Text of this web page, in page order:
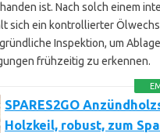
ist. Nach solch einem
sich ein kontrollierter
Inspektion, um
frühzeitig zu erkennen.
SPARES2GO
Holzkeil, robust, zum